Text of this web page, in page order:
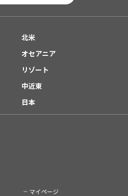
北米
オセアニア
リゾート
中近東
日本
マイページ